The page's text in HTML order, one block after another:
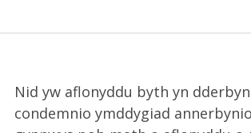
Nid yw aflonyddu byth yn
condemnio ymddygiad